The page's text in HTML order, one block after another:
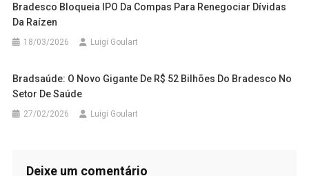
Bradesco Bloqueia IPO Da Compas Para Renegociar Dívidas
Da Raízen
18/03/2026 Luigi Goulart
Bradsaúde: O Novo Gigante De R$ 52 Bilhões Do Bradesco No
Setor De Saúde
27/02/2026 Luigi Goulart
Deixe um comentário